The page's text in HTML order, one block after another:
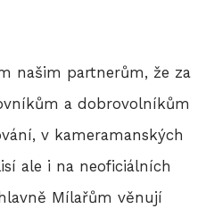
našim partnerům, že za
a dobrovolníkům
v kameramanských
ale i na neoficiálních
Mílařům věnují